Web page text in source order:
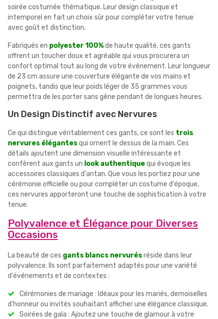
soirée costumée thématique. Leur design classique et
intemporel en fait un choix sûr pour compléter votre tenue
avec goût et distinction.
Fabriqués en polyester 100%de haute qualité, ces gants
offrent un toucher doux et agréable qui vous procurera un
confort optimal tout au long de votre événement. Leur longueur
de 23 cm assure une couverture élégante de vos mains et
poignets, tandis que leur poids léger de 35 grammes vous
permettra de les porter sans gêne pendant de longues heures.
Un Design Distinctif avec Nervures
Ce qui distingue véritablement ces gants, ce sont les trois
nervures élégantesqui ornent le dessus de la main. Ces
détails ajoutent une dimension visuelle intéressante et
confèrent aux gants un look authentiquequi évoque les
accessoires classiques d'antan. Que vous les portiez pour une
cérémonie officielle ou pour compléter un costume d'époque,
ces nervures apporteront une touche de sophistication à votre
tenue.
Polyvalence et Élégance pour Diverses
Occasions
La beauté de ces gants blancs nervurésréside dans leur
polyvalence. Ils sont parfaitement adaptés pour une variété
d'événements et de contextes :
Cérémonies de mariage : Idéaux pour les mariés, demoiselles
d'honneur ou invités souhaitant afficher une élégance classique.
Soirées de gala : Ajoutez une touche de glamour à votre